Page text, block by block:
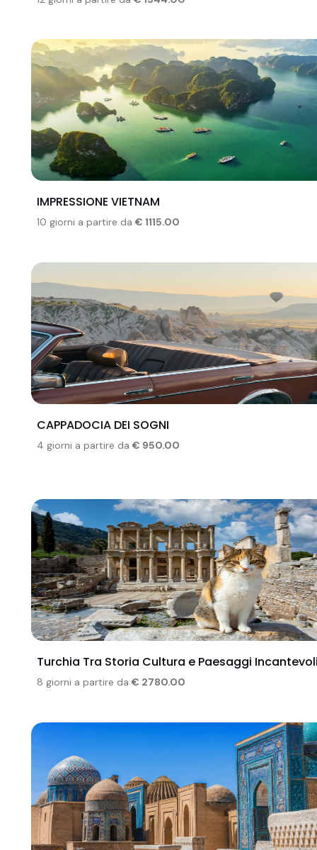
IMPRESSIONE VIETNAM
10 giorni a partire da€ 1115.00
CAPPADOCIA DEI SOGNI
4 giorni a partire da€ 950.00
Turchia Tra Storia Cultura e Paesaggi
8 giorni a partire da€ 2780.00